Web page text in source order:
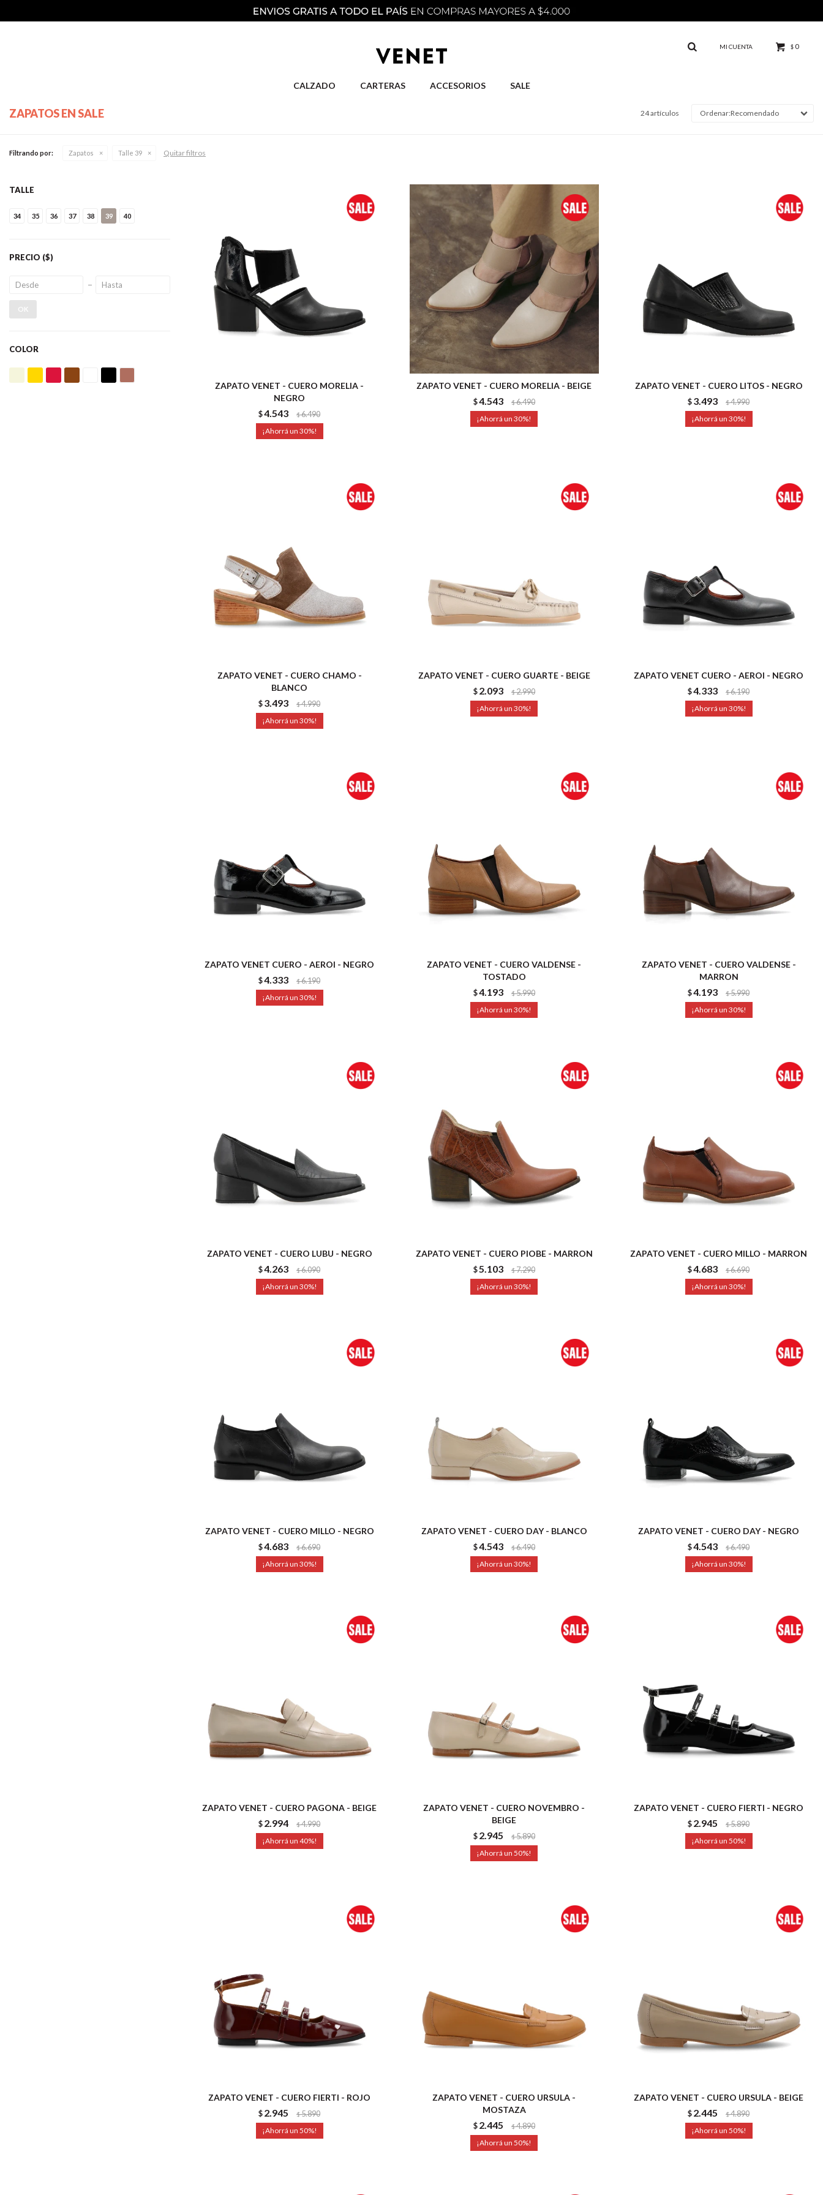
CALZADO CARTERAS ACCESORIOS SALE
$ 0
ZAPATOS EN SALE 24 artículos Recomendado
Filtrando por: Zapatos Talle 39 Quitar filtros
ZAPATO VENET - CUERO MORELIA -
NEGRO
$4.543 $6.490
30
ZAPATO VENET - CUERO MORELIA - BEIGE
$4.543 $6.490
30
ZAPATO VENET - CUERO LITOS - NEGRO
$3.493 $4.990
30
ZAPATO VENET - CUERO CHAMO -
BLANCO
$3.493 $4.990
30
ZAPATO VENET - CUERO GUARTE - BEIGE
$2.093 $2.990
30
ZAPATO VENET CUERO - AEROI - NEGRO
$4.333 $6.190
30
ZAPATO VENET CUERO - AEROI - NEGRO
$4.333 $6.190
30
ZAPATO VENET - CUERO VALDENSE -
TOSTADO
$4.193 $5.990
30
ZAPATO VENET - CUERO VALDENSE -
MARRON
$4.193 $5.990
30
ZAPATO VENET - CUERO LUBU - NEGRO
$4.263 $6.090
30
ZAPATO VENET - CUERO PIOBE - MARRON
$5.103 $7.290
30
ZAPATO VENET - CUERO MILLO - MARRON
$4.683 $6.690
30
ZAPATO VENET - CUERO MILLO - NEGRO
$4.683 $6.690
30
ZAPATO VENET - CUERO DAY - BLANCO
$4.543 $6.490
30
ZAPATO VENET - CUERO DAY - NEGRO
$4.543 $6.490
30
ZAPATO VENET - CUERO PAGONA - BEIGE
$2.994 $4.990
40
ZAPATO VENET - CUERO NOVEMBRO -
BEIGE
$2.945 $5.890
50
ZAPATO VENET - CUERO FIERTI - NEGRO
$2.945 $5.890
50
ZAPATO VENET - CUERO FIERTI - ROJO
$2.945 $5.890
50
ZAPATO VENET - CUERO URSULA -
MOSTAZA
$2.445 $4.890
50
ZAPATO VENET - CUERO URSULA - BEIGE
$2.445 $4.890
50
TALLE
34 35 36 37 38 39 40
PRECIO ($)
OK
COLOR